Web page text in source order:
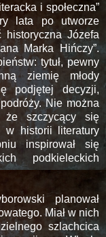
i społeczna”
lata po utworze
historyczna Józefa
Marka Hińczy”.
tytuł, pewny
ziemię młody
podjętej decyzji,
Nie można
że szczycący się
w historii literatury
inspirował się
podkieleckich
planował
Miał w nich
szlachcica